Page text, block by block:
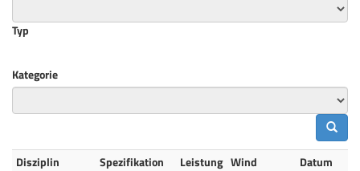
Typ
Kategorie
Disziplin Spezifikation Leistung Wind
Datum